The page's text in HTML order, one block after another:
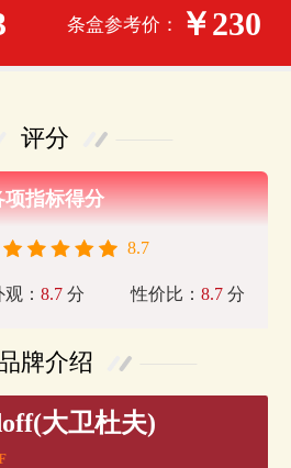
条盒参考价： ￥230
评分
项指标得分
8.7
： 8.7 分 性价比：8.7 分
牌介绍
大卫杜夫)